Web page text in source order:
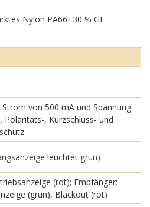
Nylon PA66+30 % GF
von 500 mA und Spannung
Polaritäts-, Kurzschluss- und
leuchtet grün)
(rot); Empfänger:
(grün), Blackout (rot)